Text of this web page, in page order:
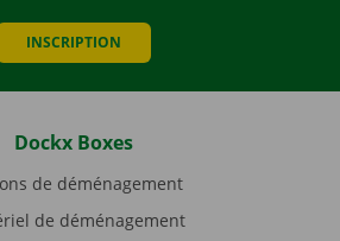
INSCRIPTION
Dockx Boxes
de déménagement
de déménagement